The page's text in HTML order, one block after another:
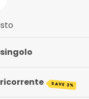
SAVE 3%